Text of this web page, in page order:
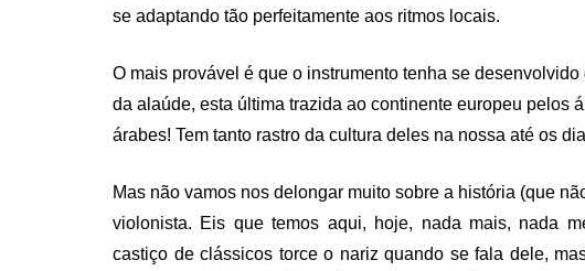
se adaptando tão perfeitamente aos ritmos locais.
O mais provável é que o instrumento tenha se
da alaúde, esta última trazida ao continente europeu pelos
árabes! Tem tanto rastro da cultura deles na nossa até os
Mas não vamos nos delongar muito sobre a história (que
violonista. Eis que temos aqui, hoje, nada mais, nada
castiço de clássicos torce o nariz quando se fala dele,